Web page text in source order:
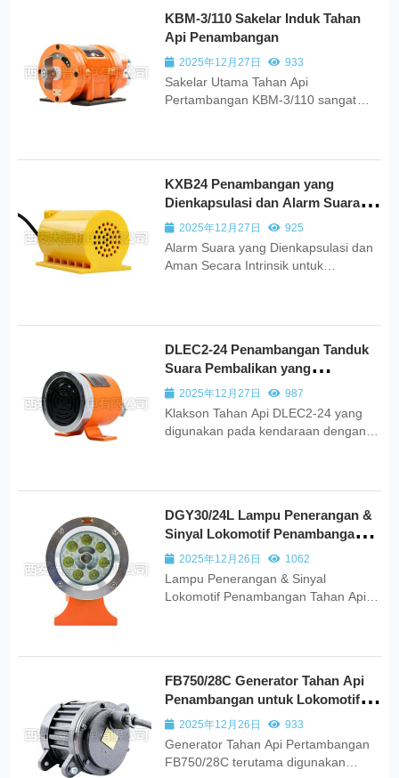
metana dan debu batu bara.
KBM-3/110 Sakelar Induk Tahan
Api Penambangan
2025年12月27日 933
Sakelar Utama Tahan Api
Pertambangan KBM-3/110 sangat
KXB24 Penambangan yang
Dienkapsulasi dan Alarm Suara
yang Aman Secara Intrinsik
2025年12月27日 925
Alarm Suara yang Dienkapsulasi dan
Aman Secara Intrinsik untuk
gas, debu, atau gas beracun yang
mudah terbakar.
DLEC2-24 Penambangan Tanduk
Suara Pembalikan yang
Dienkapsulasi
2025年12月27日 987
Klakson Tahan Api DLEC2-24 yang
digunakan pada kendaraan dengan
Intrinsik. Ini dirancang untuk
digunakan dengan peralatan
transportasi tambahan tahan ledakan
...
DGY30/24L Lampu Penerangan &
Sinyal Lokomotif Penambangan
Tahan Api
2025年12月26日 1062
Lampu Penerangan & Sinyal
Lokomotif Penambangan Tahan Api
lokomotif listrik di tambang batu bara
bawah tanah.
FB750/28C Generator Tahan Api
Penambangan untuk Lokomotif
Diesel
2025年12月26日 933
Generator Tahan Api Pertambangan
FB750/28C terutama digunakan